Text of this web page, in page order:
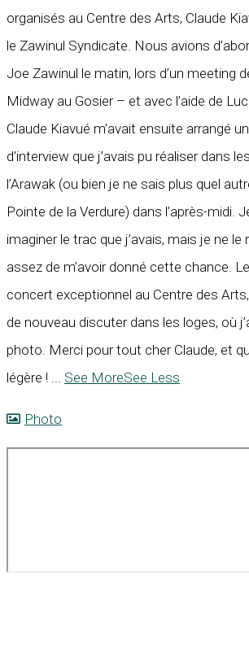
organisés au Centre des Arts, Claude
le Zawinul Syndicate. Nous avions
Joe Zawinul le matin, lors d’un meeting
Midway au Gosier – et avec l’aide de
Claude Kiavué m’avait ensuite arrangé
d’interview que j’avais pu réaliser dans
l’Arawak (ou bien je ne sais plus quel
Pointe de la Verdure) dans l’après-midi.
imaginer le trac que j’avais, mais je ne
assez de m’avoir donné cette chance.
concert exceptionnel au Centre des
de nouveau discuter dans les loges, où
photo. Merci pour tout cher Claude, et
légère ! ... See MoreSee Less
Photo